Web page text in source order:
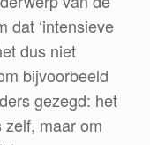
dat ‘intensieve
dus niet
bijvoorbeeld
gezegd: het
maar om